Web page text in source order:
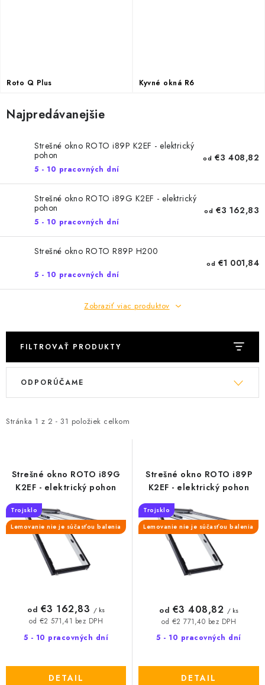
Roto Q Plus Kyvné okná R6
Najpredávanejšie
Strešné okno ROTO i89P K2EF - elektrický
pohon
5 - 10 pracovných dní
od €3 408,82
Strešné okno ROTO i89G K2EF - elektrický
pohon
5 - 10 pracovných dní
od €3 162,83
Strešné okno ROTO R89P H200
5 - 10 pracovných dní
od €1 001,84
Zobraziť viac produktov
FILTROVAŤ PRODUKTY
V
i
d
u
k
Stránka 1 z 2 - 31 položiek celkom
R
e
e
r
o
d
ODPORÚČAME
Strešné okno ROTO i89G
K2EF - elektrický pohon
Trojsklo
Lemovanie nie je súčasťou balenia
5 - 10 pracovných dní
od €2 571,41 bez DPH
od €3 162,83 / ks
DETAIL
Strešné okno ROTO i89P
K2EF - elektrický pohon
Trojsklo
Lemovanie nie je súčasťou balenia
5 - 10 pracovných dní
od €2 771,40 bez DPH
od €3 408,82 / ks
DETAIL